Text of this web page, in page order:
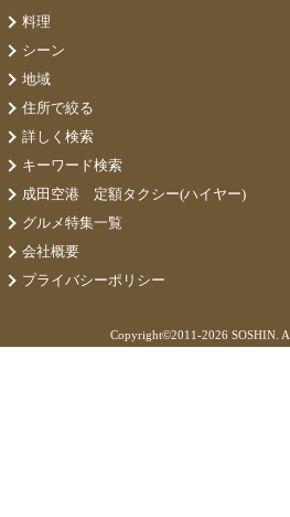
料理
シーン
地域
住所で絞る
詳しく検索
キーワード検索
成田空港 定額タクシー(ハイヤー)
グルメ特集一覧
会社概要
プライバシーポリシー
Copyright©2011-2026 SOSHIN.